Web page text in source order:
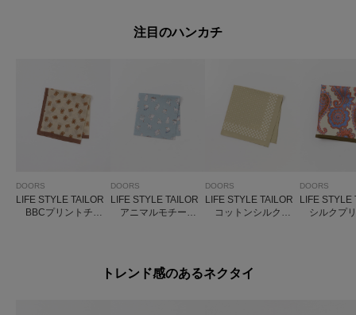
注目のハンカチ
DOORS
LIFE STYLE TAILOR
BBCプリントチー
DOORS
LIFE STYLE TAILOR
アニマルモチーフ
DOORS
LIFE STYLE TAILOR
コットンシルクド
DOORS
LIFE STYLE
シルクプ
トレンド感のあるネクタイ